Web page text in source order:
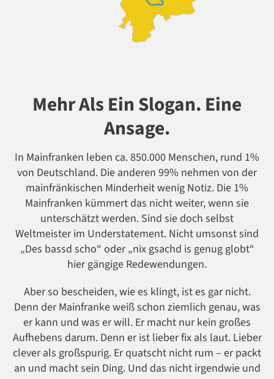
MehrAls Ein Slogan. Eine
Ansage.
In Mainfranken leben ca. 850.000 Menschen, rund 1%
von Deutschland. Die anderen 99% nehmen von der
mainfränkischen Minderheit wenig Notiz. Die 1%
Mainfranken kümmert das nicht weiter, wenn sie
unterschätzt werden. Sind sie doch selbst
Weltmeister im Understatement. Nicht umsonst sind
„Des bassd scho“ oder „nix gsachd is genug globt“
hier gängige Redewendungen.
Aber so bescheiden, wie es klingt, ist es gar nicht.
Denn der Mainfranke weiß schon ziemlich genau, was
er kann und was er will. Er macht nur kein großes
Aufhebens darum. Denn er ist lieber fix als laut. Lieber
clever als großspurig. Er quatscht nicht rum – er packt
an und macht sein Ding. Und das nicht irgendwie und